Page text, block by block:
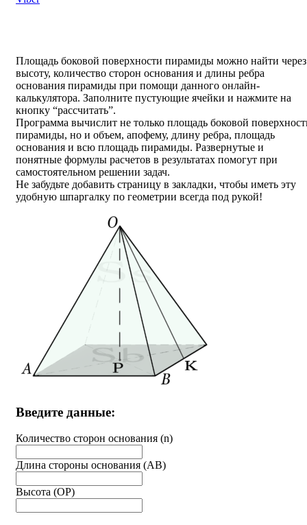
Площадь боковой поверхности пирамиды можно найти через
высоту, количество сторон основания и длины ребра
основания пирамиды при помощи данного онлайн-
калькулятора. Заполните пустующие ячейки и нажмите на
кнопку “рассчитать”.
Программа вычислит не только площадь боковой
пирамиды, но и объем, апофему, длину ребра, площадь
основания и всю площадь пирамиды. Развернутые и
понятные формулы расчетов в результатах помогут при
самостоятельном решении задач.
Не забудьте добавить страницу в закладки, чтобы иметь эту
удобную шпаргалку по геометрии всегда под рукой!
Введите данные:
Количество сторон основания (n)
Длина стороны основания (AB)
Высота (OP)